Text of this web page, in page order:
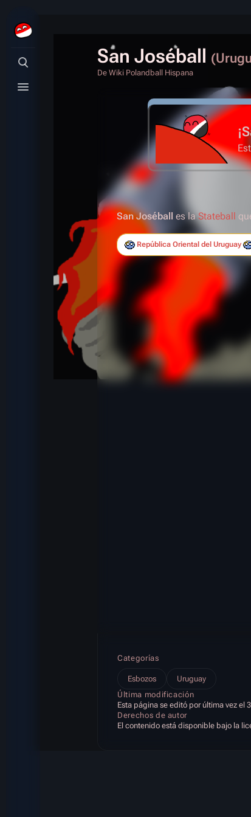
Búsqueda alternativa
Menú alternativo
San Joséball
De Wiki Polandball Hispana
San Joséball es laStateball
República Oriental del Uruguay
Categorías
Esbozos
Uruguay
Última modificación
Esta página se editó por última vez el
Derechos de autor
El contenido está disponible bajo la